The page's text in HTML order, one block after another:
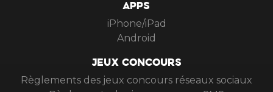
APPS
iPhone/iPad
Android
JEUX CONCOURS
Règlements des jeux concours réseaux sociaux